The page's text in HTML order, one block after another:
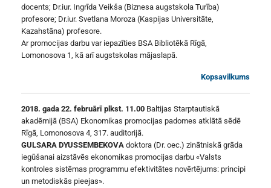
docents; Dr.iur. Ingrīda Veikša (Biznesa augstskola Turība)
profesore; Dr.iur. Svetlana Moroza (Kaspijas Universitāte,
Kazahstāna) profesore.
Ar promocijas darbu var iepazīties BSA Bibliotēkā Rīgā,
Lomonosova 1, kā arī augstskolas mājaslapā.
Kopsavilkums
2018. gada 22. februārī plkst. 11.00 Baltijas Starptautiskā
akadēmijā (BSA) Ekonomikas promocijas padomes atklātā sēdē
Rīgā, Lomonosova 4, 317. auditorijā.
GULSARA DYUSSEMBEKOVA doktora (Dr. oec.) zinātniskā grāda
iegūšanai aizstāvēs ekonomikas promocijas darbu «Valsts
kontroles sistēmas programmu efektivitātes novērtējums: principi
un metodiskās pieejas».